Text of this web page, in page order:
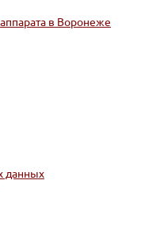
в Воронеже
данных